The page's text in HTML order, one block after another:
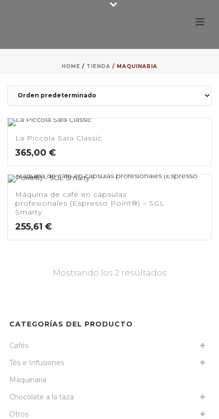
HOME / TIENDA / MAQUINARIA
La Piccola Sara Classic
365,00 €
Máquina de café en cápsulas
profesionales (Espresso Point®) – SGL
Smarty
255,61 €
Mostrando los 2 resultados
CATEGORÍAS DEL PRODUCTO
Cafés
Tés e Infusiones
Maquinaria
Chocolate a la taza
Otros